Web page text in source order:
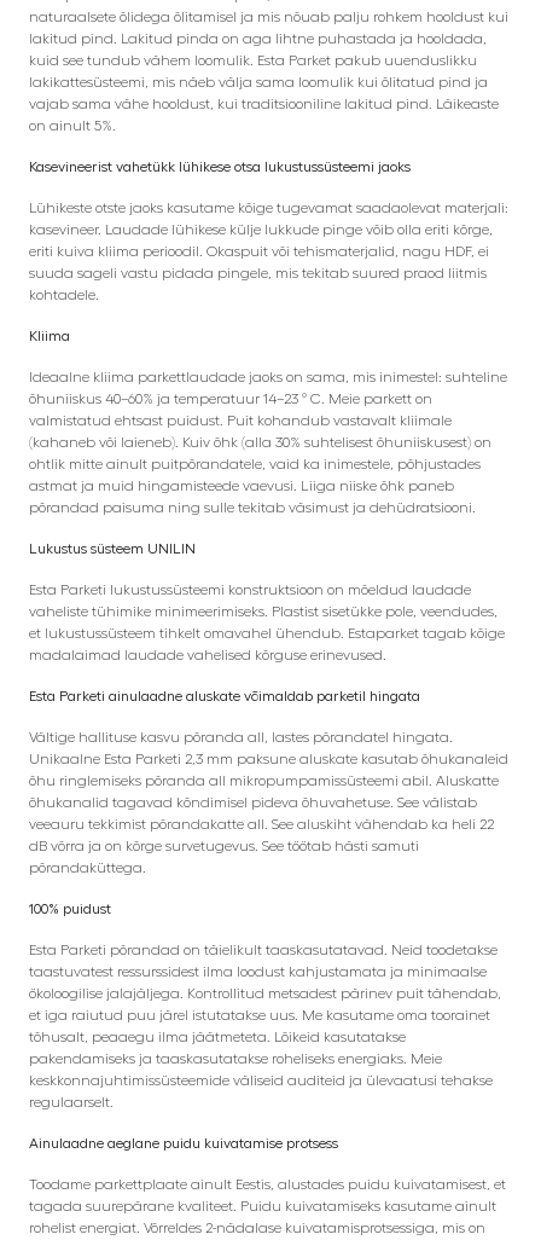
naturaalsete õlidega õlitamisel ja mis nõuab palju rohkem hooldust kui
lakitud pind. Lakitud pinda on aga lihtne puhastada ja hooldada,
kuid see tundub vähem loomulik. Esta Parket pakub uuenduslikku
lakikattesüsteemi, mis näeb välja sama loomulik kui õlitatud pind ja
vajab sama vähe hooldust, kui traditsiooniline lakitud pind. Läikeaste
on ainult 5%.
Kasevineerist vahetükk lühikese otsa lukustussüsteemi jaoks
Lühikeste otste jaoks kasutame kõige tugevamat saadaolevat materjali:
kasevineer. Laudade lühikese külje lukkude pinge võib olla eriti kõrge,
eriti kuiva kliima perioodil. Okaspuit või tehismaterjalid, nagu HDF, ei
suuda sageli vastu pidada pingele, mis tekitab suured praod liitmis
kohtadele.
Kliima
Ideaalne kliima parkettlaudade jaoks on sama, mis inimestel: suhteline
õhuniiskus 40–60% ja temperatuur 14–23 ° C. Meie parkett on
valmistatud ehtsast puidust. Puit kohandub vastavalt kliimale
(kahaneb või laieneb). Kuiv õhk (alla 30% suhtelisest õhuniiskusest) on
ohtlik mitte ainult puitpõrandatele, vaid ka inimestele, põhjustades
astmat ja muid hingamisteede vaevusi. Liiga niiske õhk paneb
põrandad paisuma ning sulle tekitab väsimust ja dehüdratsiooni.
Lukustus süsteem UNILIN
Esta Parketi lukustussüsteemi konstruktsioon on mõeldud laudade
vaheliste tühimike minimeerimiseks. Plastist sisetükke pole, veendudes,
et lukustussüsteem tihkelt omavahel ühendub. Estaparket tagab kõige
madalaimad laudade vahelised kõrguse erinevused.
Esta Parketi ainulaadne aluskate võimaldab parketil hingata
Vältige hallituse kasvu põranda all, lastes põrandatel hingata.
Unikaalne Esta Parketi 2,3 mm paksune aluskate kasutab õhukanaleid
õhu ringlemiseks põranda all mikropumpamissüsteemi abil. Aluskatte
õhukanalid tagavad kõndimisel pideva õhuvahetuse. See välistab
veeauru tekkimist põrandakatte all. See aluskiht vähendab ka heli 22
dB võrra ja on kõrge survetugevus. See töötab hästi samuti
põrandaküttega.
100% puidust
Esta Parketi põrandad on täielikult taaskasutatavad. Neid toodetakse
taastuvatest ressurssidest ilma loodust kahjustamata ja minimaalse
ökoloogilise jalajäljega. Kontrollitud metsadest pärinev puit tähendab,
et iga raiutud puu järel istutatakse uus. Me kasutame oma toorainet
tõhusalt, peaaegu ilma jäätmeteta. Lõikeid kasutatakse
pakendamiseks ja taaskasutatakse roheliseks energiaks. Meie
keskkonnajuhtimissüsteemide väliseid auditeid ja ülevaatusi tehakse
regulaarselt.
Ainulaadne aeglane puidu kuivatamise protsess
Toodame parkettplaate ainult Eestis, alustades puidu kuivatamisest, et
tagada suurepärane kvaliteet. Puidu kuivatamiseks kasutame ainult
rohelist energiat. Võrreldes 2-nädalase kuivatamisprotsessiga, mis on